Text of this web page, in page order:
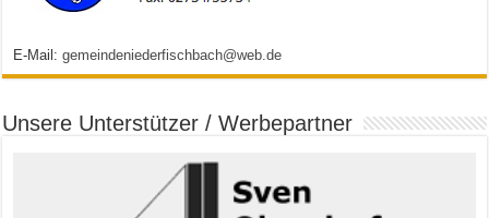
E-Mail:gemeindeniederfischbach@web.de
Unsere Unterstützer / Werbepartner